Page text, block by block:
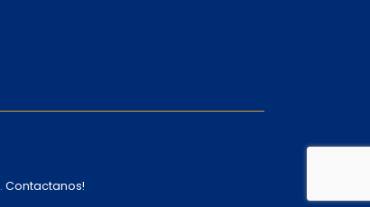
Contactanos!